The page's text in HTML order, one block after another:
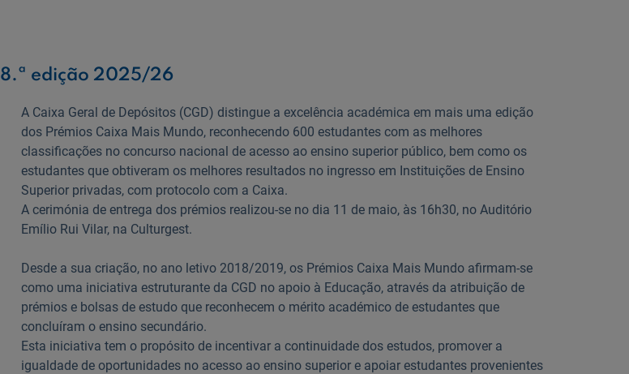
8.ª edição 2025/26
A Caixa Geral de Depósitos (CGD) distingue a excelência académica em mais uma edição
dos Prémios Caixa Mais Mundo, reconhecendo 600 estudantes com as melhores
classificações no concurso nacional de acesso ao ensino superior público, bem como os
estudantes que obtiveram os melhores resultados no ingresso em Instituições de Ensino
Superior privadas, com protocolo com a Caixa.
A cerimónia de entrega dos prémios realizou-se no dia 11 de maio, às 16h30, no Auditório
Emílio Rui Vilar, na Culturgest.
Desde a sua criação, no ano letivo 2018/2019, os Prémios Caixa Mais Mundo afirmam-se
como uma iniciativa estruturante da CGD no apoio à Educação, através da atribuição de
prémios e bolsas de estudo que reconhecem o mérito académico de estudantes que
concluíram o ensino secundário.
Esta iniciativa tem o propósito de incentivar a continuidade dos estudos, promover a
igualdade de oportunidades no acesso ao ensino superior e apoiar estudantes provenientes